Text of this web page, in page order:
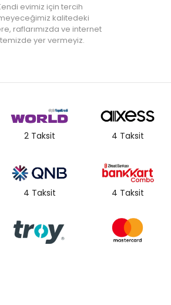
evimiz için tercih
kalitedeki
raflarımızda ve internet
yer vermeyiz.
2 Taksit 4 Taksit
4 Taksit 4 Taksit